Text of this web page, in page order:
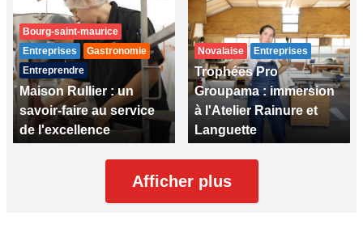
Bourg-saint-maurice
Entreprises
Gastronomie
Entreprendre
Maison Rullier : un
savoir-faire au service
de l'excellence
Novalaise Entreprises
Trophées Pro
Groupama : immersion
à l'Atelier Rainure et
Languette
Afficher plus